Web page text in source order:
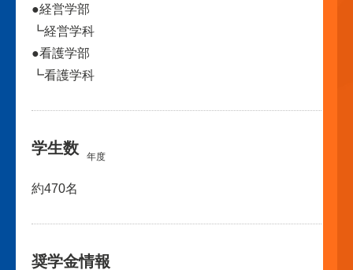
●経営学部
┗経営学科
●看護学部
┗看護学科
学生数 年度
約470名
奨学金情報